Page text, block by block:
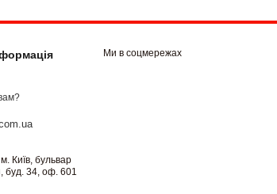
Київ, бульвар
буд. 34, оф. 601
Ми в соцмережах